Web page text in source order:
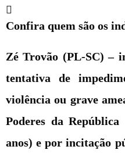
Confira quem são os
Zé Trovão (PL-SC) –
tentativa de
violência ou grave
Poderes da
anos) e por incitação